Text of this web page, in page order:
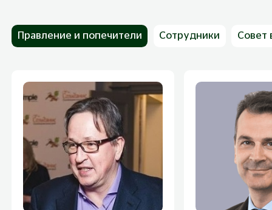
Правление и попечители Сотрудники Совет